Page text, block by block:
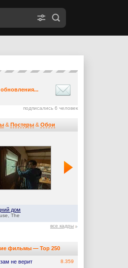
подписались 6 человек
& Постеры & Обои
дом
The
все кадры
фильмы — Top 250
не верит 8.359